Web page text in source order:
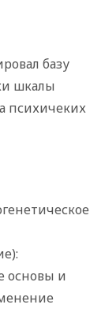
базу
шкалы
психичеких
основы и